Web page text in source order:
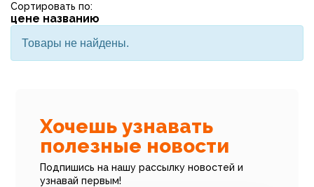
Сортировать по:
цене названию
Товары не найдены.
Хочешь узнавать
полезные новости
Подпишись на нашу рассылку новостей и
узнавай первым!